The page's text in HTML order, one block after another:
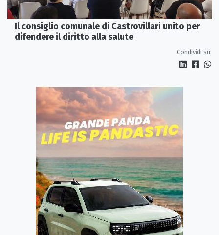
Il consiglio comunale di Castrovillari unito per
difendere il diritto alla salute
Condividi su: